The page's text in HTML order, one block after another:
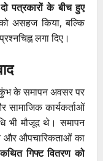
पत्रकारों के बीच हुए
असहज किया, बल्कि
लगा दिए।
कुंभ के समापन अवसर पर
सामाजिक कार्यकर्ताओं
भी मौजूद थे। समापन
और औपचारिकताओं का
गिफ्ट वितरण को